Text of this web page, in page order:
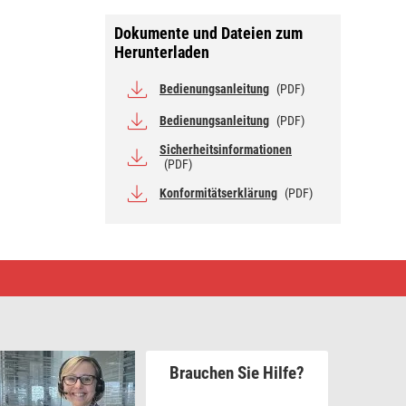
Dokumente und Dateien zum
Herunterladen
Bedienungsanleitung (PDF)
Bedienungsanleitung (PDF)
Sicherheitsinformationen
(PDF)
Konformitätserklärung (PDF)
Brauchen Sie Hilfe?